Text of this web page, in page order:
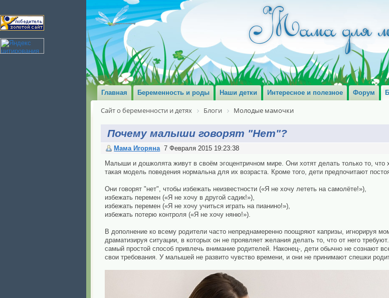
Главная Беременность и роды Наши детки Интересное и полезное Форум
Сайт о беременности и детях Блоги Молодые мамочки
Почему малыши говорят "Нет"?
Мама Игоряна 7 Февраля 2015 19:23:38
Малыши и дошколята живут в своём эгоцентричном мире. Они хотят делать только то, что
такая модель поведения нормальна для их возраста. Кроме того, дети предпочитают
Они говорят "нет", чтобы избежать неизвестности («Я не хочу лететь на самолёте!»),
избежать перемен («Я не хочу в другой садик!»),
избежать перемен («Я не хочу учиться играть на пианино!»),
избежать потерю контроля («Я не хочу няню!»).
В дополнение ко всему родители часто непреднамеренно поощряют капризы, игнорируя
драматизируя ситуации, в которых он не проявляет желания делать то, что от него
самый простой способ привлечь внимание родителей. Наконец-, дети обычно не сознают
свои требования. У малышей не развито чувство времени, и они не принимают спешки